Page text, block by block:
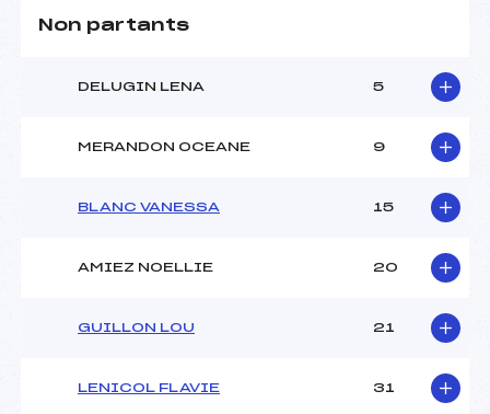
Non partants
DELUGIN LENA 5
MERANDON OCEANE 9
BLANC VANESSA 15
AMIEZ NOELLIE 20
GUILLON LOU 21
LENICOL FLAVIE 31